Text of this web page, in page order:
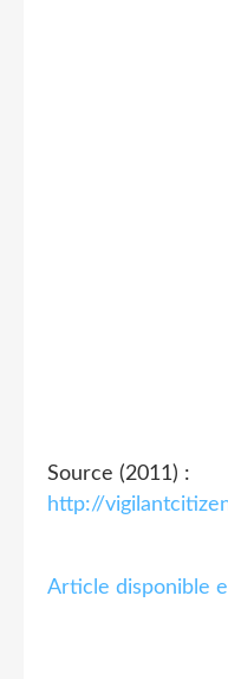
Source (2011) :
http://
Article disponible